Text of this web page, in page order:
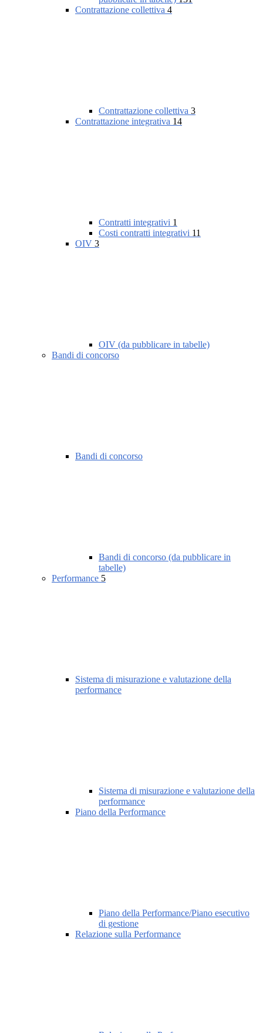
Contrattazione collettiva 4
Contrattazione collettiva 3
Contrattazione integrativa 14
Contratti integrativi 1
Costi contratti integrativi 11
OIV 3
OIV (da pubblicare in tabelle)
Bandi di concorso
Bandi di concorso
Bandi di concorso (da pubblicare in
tabelle)
Performance 5
Sistema di misurazione e valutazione della
performance
Sistema di misurazione e valutazione della
performance
Piano della Performance
Piano della Performance/Piano esecutivo
di gestione
Relazione sulla Performance